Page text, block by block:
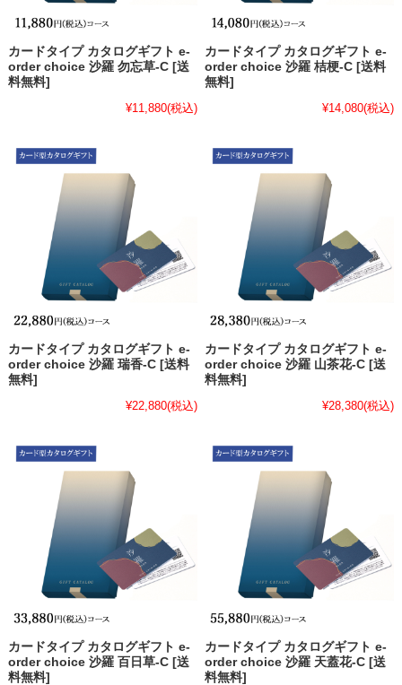
カードタイプ カタログギフト e-
order choice 沙羅 勿忘草-C [送
料無料]
¥11,880(税込)
カードタイプ カタログギフト e-
order choice 沙羅 桔梗-C [送料
無料]
¥14,080(税込)
カードタイプ カタログギフト e-
order choice 沙羅 瑞香-C [送料
無料]
¥22,880(税込)
カードタイプ カタログギフト e-
order choice 沙羅 山茶花-C [送
料無料]
¥28,380(税込)
カードタイプ カタログギフト e-
order choice 沙羅 百日草-C [送
料無料]
カードタイプ カタログギフト e-
order choice 沙羅 天蓋花-C [送
料無料]